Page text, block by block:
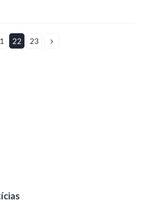
22 23